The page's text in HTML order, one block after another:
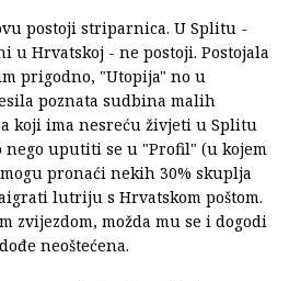
postoji striparnica. U Splitu -
u Hrvatskoj - ne postoji. Postojala
prigodno, "Utopija" no u
poznata sudbina malih
koji ima nesreću živjeti u Splitu
nego uputiti se u "Profil" (u kojem
pronaći nekih 30% skuplja
lutriju s Hrvatskom poštom.
zvijezdom, možda mu se i dogodi
neoštećena.